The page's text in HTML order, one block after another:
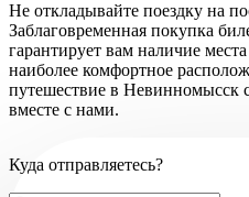
Не откладывайте поездку на
Заблаговременная покупка
гарантирует вам наличие
наиболее комфортное
путешествие в Невинномысск
вместе с нами.
Куда отправляетесь?